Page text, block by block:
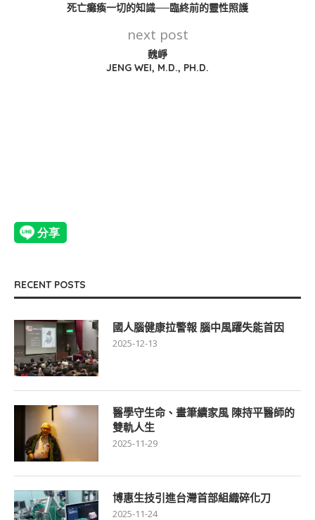
死亡癱瘓一切的知識──臨終前的靈性照護
next post
魏崢
JENG WEI, M.D., PH.D.
RECENT POSTS
國人腦健康拉警報 腦中風躍失能首因
2025-12-13
醫學守生命、畫筆續家風 陳持平醫師的
雙軌人生
2025-11-29
博惠生技引進台灣首部組織碎化刀
2025-11-24